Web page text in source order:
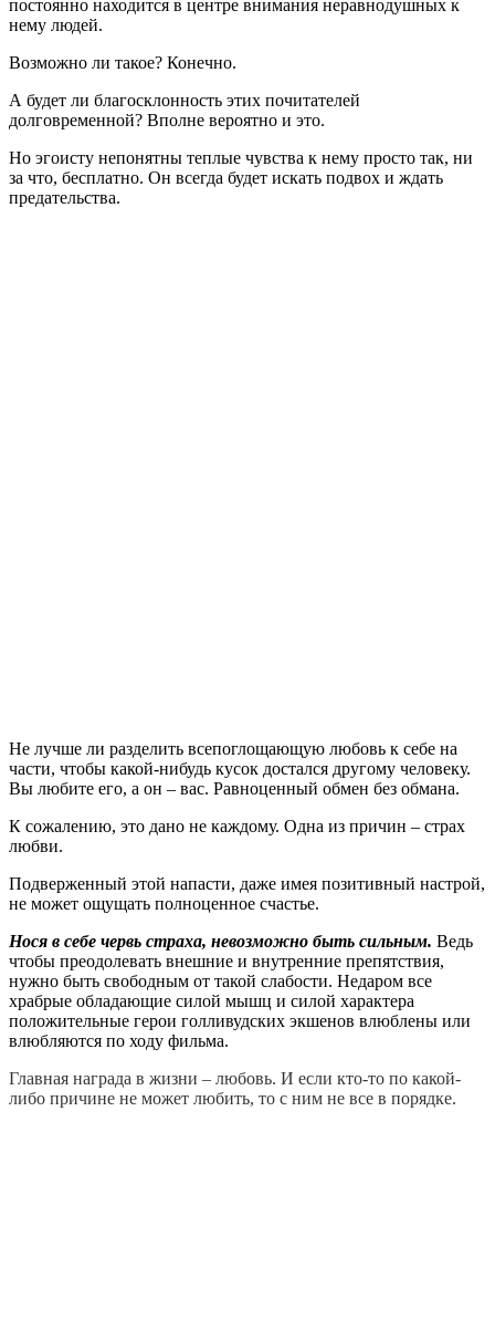
постоянно находится в центре внимания неравнодушных к
нему людей.
Возможно ли такое? Конечно.
А будет ли благосклонность этих почитателей
долговременной? Вполне вероятно и это.
Но эгоисту непонятны теплые чувства к нему просто так, ни
за что, бесплатно. Он всегда будет искать подвох и ждать
предательства.
Не лучше ли разделить всепоглощающую любовь к себе на
части, чтобы какой-нибудь кусок достался другому человеку.
Вы любите его, а он – вас. Равноценный обмен без обмана.
К сожалению, это дано не каждому. Одна из причин – страх
любви.
Подверженный этой напасти, даже имея позитивный настрой,
не может ощущать полноценное счастье.
Нося в себе червь страха, невозможно быть сильным. Ведь
чтобы преодолевать внешние и внутренние препятствия,
нужно быть свободным от такой слабости. Недаром все
храбрые обладающие силой мышц и силой характера
положительные герои голливудских экшенов влюблены или
влюбляются по ходу фильма.
Главная награда в жизни – любовь. И если кто-то по какой-
либо причине не может любить, то с ним не все в порядке.